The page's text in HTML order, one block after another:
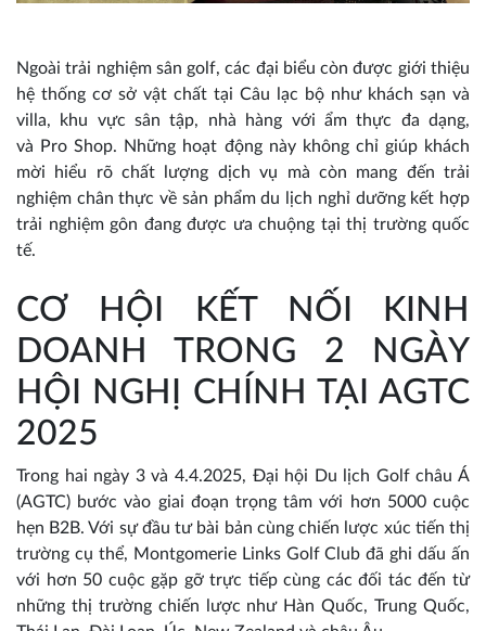
Ngoài trải nghiệm sân golf, các đại biểu còn được giới thiệu
hệ thống cơ sở vật chất tại Câu lạc bộ như khách sạn và
villa, khu vực sân tập, nhà hàng với ẩm thực đa dạng,
và Pro Shop. Những hoạt động này không chỉ giúp khách
mời hiểu rõ chất lượng dịch vụ mà còn mang đến trải
nghiệm chân thực về sản phẩm du lịch nghỉ dưỡng kết hợp
trải nghiệm gôn đang được ưa chuộng tại thị trường quốc
tế.
CƠ HỘI KẾT NỐI KINH
DOANH TRONG 2 NGÀY
HỘI NGHỊ CHÍNH TẠI AGTC
2025
Trong hai ngày 3 và 4.4.2025, Đại hội Du lịch Golf châu Á
(AGTC) bước vào giai đoạn trọng tâm với hơn 5000 cuộc
hẹn B2B. Với sự đầu tư bài bản cùng chiến lược xúc tiến thị
trường cụ thể, Montgomerie Links Golf Club đã ghi dấu ấn
với hơn 50 cuộc gặp gỡ trực tiếp cùng các đối tác đến từ
những thị trường chiến lược như Hàn Quốc, Trung Quốc,